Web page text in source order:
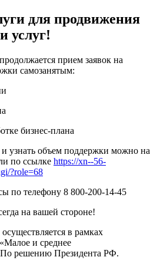
для продвижения
услуг!
прием заявок на
самозанятым:
бизнес-плана
и узнать объем поддержки можно на
по ссылке https://xn--56-
?role=68
по телефону 8 800-200-14-45
на вашей стороне!
в рамках
и среднее
По решению Президента РФ.